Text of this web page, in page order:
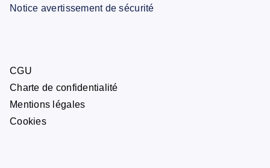
Notice avertissement de sécurité
CGU
Charte de confidentialité
Mentions légales
Cookies